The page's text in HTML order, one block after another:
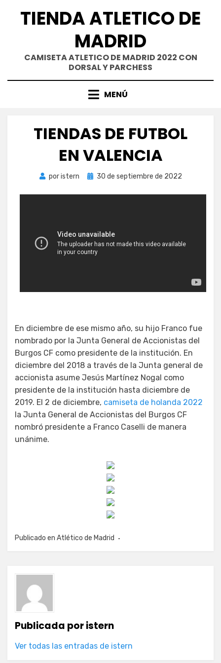
TIENDA ATLETICO DE
MADRID
CAMISETA ATLETICO DE MADRID 2022 CON
DORSAL Y PARCHESS
MENÚ
TIENDAS DE FUTBOL
EN VALENCIA
poristern
Publicada
30 de septiembre de 2022
En diciembre de ese mismo año, su hijo Franco fue
nombrado por la Junta General de Accionistas del
Burgos CF como presidente de la institución. En
diciembre del 2018 a través de la Junta general de
accionista asume Jesús Martínez Nogal como
presidente de la institución hasta diciembre de
2019. El 2 de diciembre, camiseta de holanda 2022
la Junta General de Accionistas del Burgos CF
nombró presidente a Franco Caselli de manera
unánime.
Publicado en Atlético de Madrid
Publicada poristern
Ver todas las entradas de istern